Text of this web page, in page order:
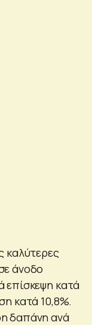
καλύτερες
άνοδο
επίσκεψη κατά
κατά 10,8%.
δαπάνη ανά